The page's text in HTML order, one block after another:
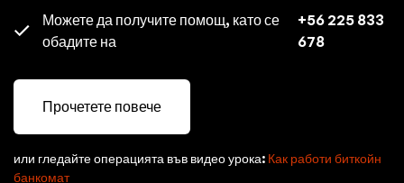
Можете да получите помощ, като се
обадите на
+56 225 833
678
Прочетете повече
или гледайте операцията във видео урока: Как работи биткойн
банкомат